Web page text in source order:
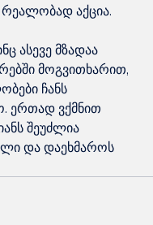
აქცია.
ასევე მზადაა
მოგვითხარით,
ჩანს
ერთად ვქმნით
შეუძლია
და დაეხმაროს